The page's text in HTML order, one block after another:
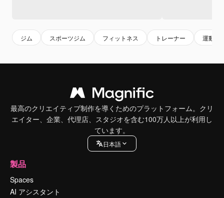
ジム スポーツジム フィットネス トレーナー 運動
最高のクリエイティブ制作を導くためのプラットフォーム。クリ
エイター、企業、代理店、スタジオを含む100万人以上が利用し
ています。
日本語
製品
Spaces
AI アシスタント